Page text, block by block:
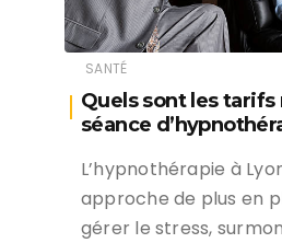
SANTÉ
Quels sont les tarifs
séance
L’hypnothérapie à
approche de plus en
gérer le stress,